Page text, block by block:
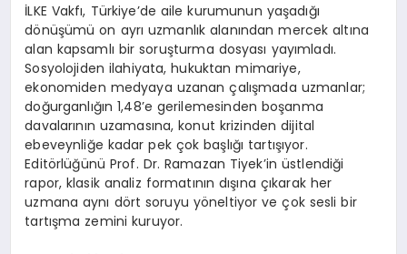
İLKE Vakfı, Türkiye’de aile kurumunun yaşadığı
dönüşümü on ayrı uzmanlık alanından mercek altına
alan kapsamlı bir soruşturma dosyası yayımladı.
Sosyolojiden ilahiyata, hukuktan mimariye,
ekonomiden medyaya uzanan çalışmada uzmanlar;
doğurganlığın 1,48’e gerilemesinden boşanma
davalarının uzamasına, konut krizinden dijital
ebeveynliğe kadar pek çok başlığı tartışıyor.
Editörlüğünü Prof. Dr. Ramazan Tiyek’in üstlendiği
rapor, klasik analiz formatının dışına çıkarak her
uzmana aynı dört soruyu yöneltiyor ve çok sesli bir
tartışma zemini kuruyor.